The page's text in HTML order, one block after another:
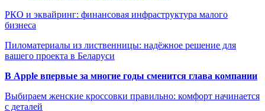
РКО и эквайринг: финансовая инфраструктура малого
бизнеса
Пиломатериалы из лиственницы: надёжное решение для
вашего проекта в Беларуси
В Apple впервые за многие годы сменится глава компании
Выбираем женские кроссовки правильно: комфорт начинается
с деталей